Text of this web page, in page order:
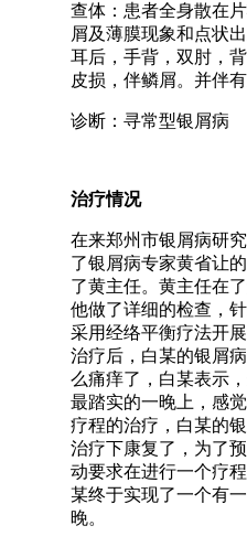
查体：患者全身散在
屑及薄膜现象和点状
耳后，手背，双肘，
皮损，伴鳞屑。并伴
诊断：寻常型银屑病
治疗情况
在来郑州市银屑病研
了银屑病专家黄省让
了黄主任。黄主任在
他做了详细的检查，
采用经络平衡疗法开
治疗后，白某的银屑
么痛痒了，白某表示
最踏实的一晚上，感
疗程的治疗，白某的
治疗下康复了，为了
动要求在进行一个疗
某终于实现了一个有
晚。